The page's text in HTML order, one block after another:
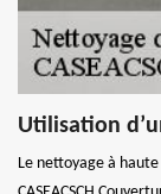
Utilisation
Le nettoyage à